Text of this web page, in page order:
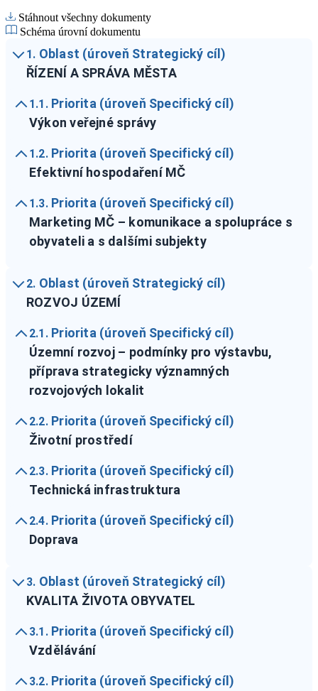
Stáhnout všechny dokumenty
Schéma úrovní dokumentu
1. Oblast (úroveň Strategický cíl)
ŘÍZENÍ A SPRÁVA MĚSTA
1.1. Priorita (úroveň Specifický cíl)
Výkon veřejné správy
1.2. Priorita (úroveň Specifický cíl)
Efektivní hospodaření MČ
1.3. Priorita (úroveň Specifický cíl)
Marketing MČ – komunikace a spolupráce s
obyvateli a s dalšími subjekty
2. Oblast (úroveň Strategický cíl)
ROZVOJ ÚZEMÍ
2.1. Priorita (úroveň Specifický cíl)
Územní rozvoj – podmínky pro výstavbu,
příprava strategicky významných
rozvojových lokalit
2.2. Priorita (úroveň Specifický cíl)
Životní prostředí
2.3. Priorita (úroveň Specifický cíl)
Technická infrastruktura
2.4. Priorita (úroveň Specifický cíl)
Doprava
3. Oblast (úroveň Strategický cíl)
KVALITA ŽIVOTA OBYVATEL
3.1. Priorita (úroveň Specifický cíl)
Vzdělávání
3.2. Priorita (úroveň Specifický cíl)